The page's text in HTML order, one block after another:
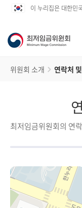
이 누리집은 대한민
위원회 소개 연락처
최저임금위원회의 연